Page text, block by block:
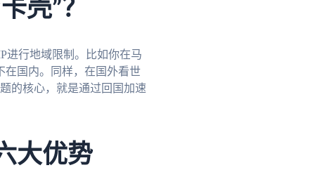
壳”？
进行地域限制。比如你在马
在国内。同样，在国外看世
的核心，就是通过回国加速
大优势